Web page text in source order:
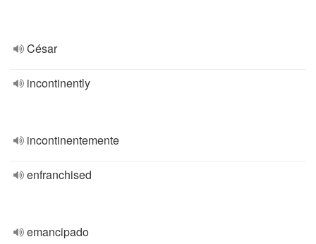
César
incontinently
incontinentemente
enfranchised
emancipado